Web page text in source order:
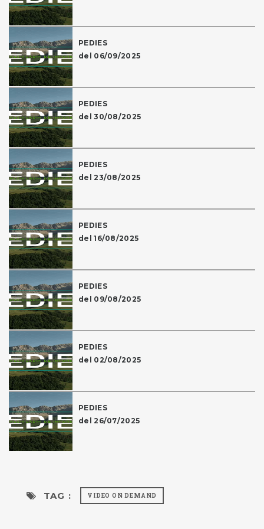
PEDIES
del 06/09/2025
PEDIES
del 30/08/2025
PEDIES
del 23/08/2025
PEDIES
del 16/08/2025
PEDIES
del 09/08/2025
PEDIES
del 02/08/2025
PEDIES
del 26/07/2025
TAG : VIDEO ON DEMAND